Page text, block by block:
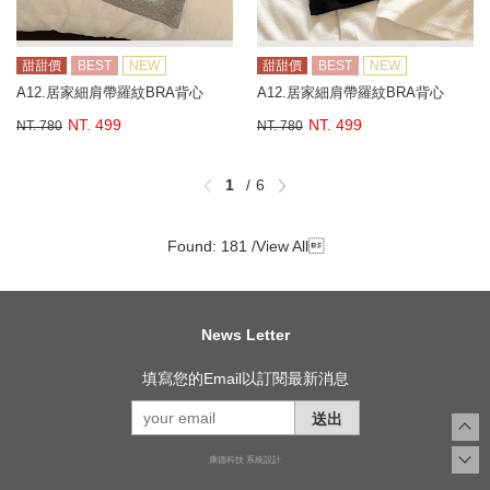
甜甜價 BEST NEW
A12.居家細肩帶羅紋BRA背心
NT. 780 NT. 499
甜甜價 BEST NEW
A12.居家細肩帶羅紋BRA背心
NT. 780 NT. 499
1 6
Found: 181 /View All
News Letter
填寫您的Email以訂閱最新消息
送出
康德科技 系統設計